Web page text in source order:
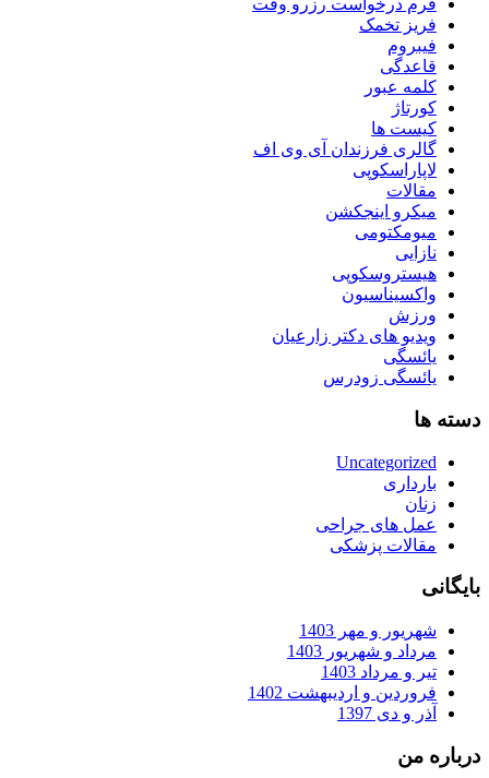
فرم درخواست رزرو وقت
فریز تخمک
فیبروم
قاعدگی
کلمه عبور
کورتاژ
کیست ها
گالری فرزندان آی وی اف
لاپاراسکوپی
مقالات
میکرو اینجکشن
میومکتومی
نازایی
هیستروسکوپی
واکسیناسیون
ورزش
ویدیو های دکتر زارعیان
یائسگی
یائسگی زودرس
دسته ها
Uncategorized
بارداری
زنان
عمل های جراحی
مقالات پزشکی
بایگانی
شهریور و مهر 1403
مرداد و شهریور 1403
تیر و مرداد 1403
فروردین و اردیبهشت 1402
آذر و دی 1397
درباره من